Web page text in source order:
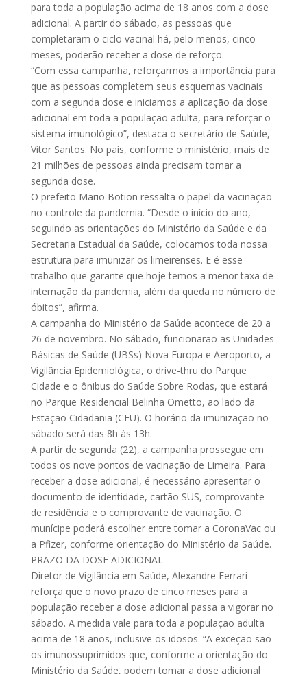
para toda a população acima de 18 anos com a dose
adicional. A partir do sábado, as pessoas que
completaram o ciclo vacinal há, pelo menos, cinco
meses, poderão receber a dose de reforço.
“Com essa campanha, reforçarmos a importância para
que as pessoas completem seus esquemas vacinais
com a segunda dose e iniciamos a aplicação da dose
adicional em toda a população adulta, para reforçar o
sistema imunológico”, destaca o secretário de Saúde,
Vitor Santos. No país, conforme o ministério, mais de
21 milhões de pessoas ainda precisam tomar a
segunda dose.
O prefeito Mario Botion ressalta o papel da vacinação
no controle da pandemia. “Desde o início do ano,
seguindo as orientações do Ministério da Saúde e da
Secretaria Estadual da Saúde, colocamos toda nossa
estrutura para imunizar os limeirenses. E é esse
trabalho que garante que hoje temos a menor taxa de
internação da pandemia, além da queda no número de
óbitos”, afirma.
A campanha do Ministério da Saúde acontece de 20 a
26 de novembro. No sábado, funcionarão as Unidades
Básicas de Saúde (UBSs) Nova Europa e Aeroporto, a
Vigilância Epidemiológica, o drive-thru do Parque
Cidade e o ônibus do Saúde Sobre Rodas, que estará
no Parque Residencial Belinha Ometto, ao lado da
Estação Cidadania (CEU). O horário da imunização no
sábado será das 8h às 13h.
A partir de segunda (22), a campanha prossegue em
todos os nove pontos de vacinação de Limeira. Para
receber a dose adicional, é necessário apresentar o
documento de identidade, cartão SUS, comprovante
de residência e o comprovante de vacinação. O
munícipe poderá escolher entre tomar a CoronaVac ou
a Pfizer, conforme orientação do Ministério da Saúde.
PRAZO DA DOSE ADICIONAL
Diretor de Vigilância em Saúde, Alexandre Ferrari
reforça que o novo prazo de cinco meses para a
população receber a dose adicional passa a vigorar no
sábado. A medida vale para toda a população adulta
acima de 18 anos, inclusive os idosos. “A exceção são
os imunossuprimidos que, conforme a orientação do
Ministério da Saúde, podem tomar a dose adicional